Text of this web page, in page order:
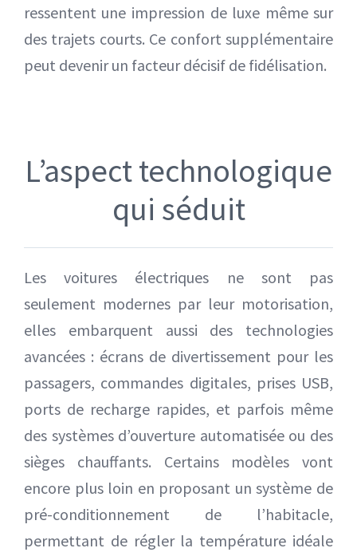
ressentent une impression de luxe même sur
des trajets courts. Ce confort supplémentaire
peut devenir un facteur décisif de fidélisation.
L’aspect technologique
qui séduit
Les voitures électriques ne sont pas
seulement modernes par leur motorisation,
elles embarquent aussi des technologies
avancées : écrans de divertissement pour les
passagers, commandes digitales, prises USB,
ports de recharge rapides, et parfois même
des systèmes d’ouverture automatisée ou des
sièges chauffants. Certains modèles vont
encore plus loin en proposant un système de
pré-conditionnement de l’habitacle,
permettant de régler la température idéale